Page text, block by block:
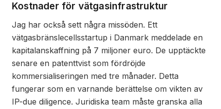
Kostnader för vätgasinfrastruktur
Jag har också sett några missöden. Ett
vätgasbränslecellsstartup i Danmark meddelade en
kapitalanskaffning på 7 miljoner euro. De upptäckte
senare en patenttvist som fördröjde
kommersialiseringen med tre månader. Detta
fungerar som en varnande berättelse om vikten av
IP-due diligence. Juridiska team måste granska alla